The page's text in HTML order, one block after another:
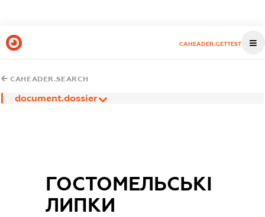
CAHEADER.GETTEST
CAHEADER.SEARCH
document.dossier
ГОСТОМЕЛЬСЬКІ
ЛИПКИ